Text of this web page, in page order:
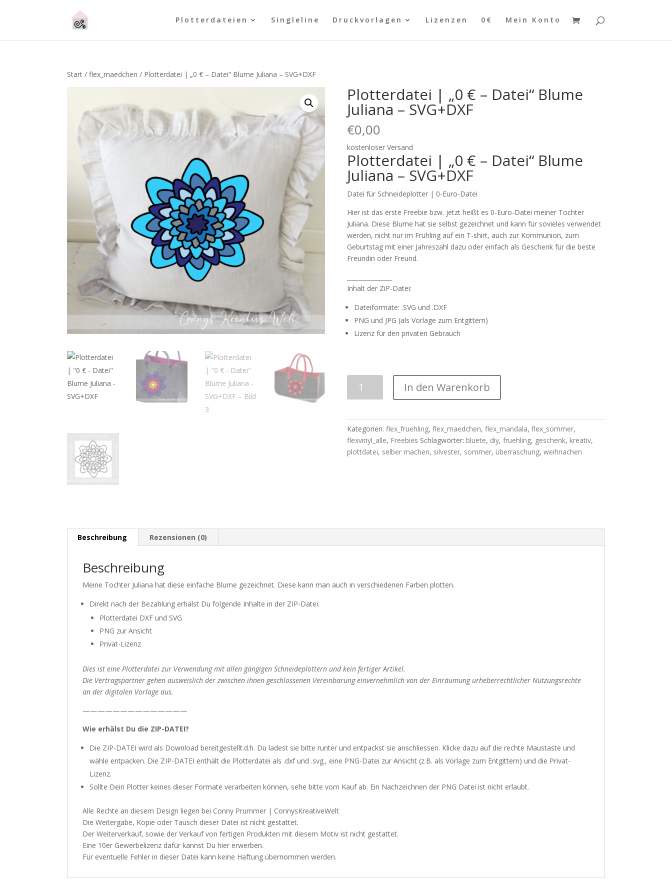
Plotterdateien Singleline Druckvorlagen Lizenzen 0€ Mein Konto
Start /flex_maedchen / Plotterdatei | „0 € – Datei“ Blume Juliana – SVG+DXF
Plotterdatei | „0 € – Datei“ Blume
Juliana – SVG+DXF
€0,00
kostenloser Versand
Plotterdatei | „0 € – Datei“ Blume
Juliana – SVG+DXF
Datei für Schneideplotter | 0-Euro-Datei
Hier ist das erste Freebie bzw. jetzt heißt es 0-Euro-Datei meiner Tochter
Juliana. Diese Blume hat sie selbst gezeichnet und kann für sovieles verwendet
werden, nicht nur im Frühling auf ein T-shirt, auch zur Kommunion, zum
Geburtstag mit einer Jahreszahl dazu oder einfach als Geschenk für die beste
Freundin oder Freund.
Inhalt der ZiP-Datei:
Dateiformate: .SVG und .DXF
PNG und JPG (als Vorlage zum Entgittern)
Lizenz für den privaten Gebrauch
-
Datei"
Blume
In den Warenkorb
Kategorien: flex_fruehling, flex_maedchen, flex_mandala, flex_sommer,
flexvinyl_alle, Freebies Schlagwörter: bluete, diy, fruehling, geschenk, kreativ,
plottdatei, selber machen, silvester, sommer, überraschung, weihnachen
Beschreibung Rezensionen (0)
Beschreibung
Meine Tochter Juliana hat diese einfache Blume gezeichnet. Diese kann man auch in verschiedenen Farben plotten.
Direkt nach der Bezahlung erhälst Du folgende Inhalte in der ZIP-Datei:
Plotterdatei DXF und SVG
PNG zur Ansicht
Privat-Lizenz
Dies ist eine Plotterdatei zur Verwendung mit allen gängigen Schneideplottern und kein fertiger Artikel.
Die Vertragspartner gehen ausweislich der zwischen ihnen geschlossenen Vereinbarung einvernehmlich von der Einräumung urheberrechtlicher Nutzungsrechte
an der digitalen Vorlage aus.
——————————————
Wie erhälst Du die ZIP-DATEI?
Die ZIP-DATEI wird als Download bereitgestellt.d.h. Du ladest sie bitte runter und entpackst sie anschliessen. Klicke dazu auf die rechte Maustaste und
wähle entpacken. Die ZIP-DATEI enthält die Plotterdatei als .dxf und .svg., eine PNG-Datei zur Ansicht (z.B. als Vorlage zum Entgittern) und die Privat-
Lizenz.
Sollte Dein Plotter keines dieser Formate verarbeiten können, sehe bitte vom Kauf ab. Ein Nachzeichnen der PNG Datei ist nicht erlaubt.
Alle Rechte an diesem Design liegen bei Conny Prummer | ConnysKreativeWelt
Die Weitergabe, Kopie oder Tausch dieser Datei ist nicht gestattet.
Der Weiterverkauf, sowie der Verkauf von fertigen Produkten mit diesem Motiv ist nicht gestattet.
Eine 10er Gewerbelizenz dafür kannst Duhier erwerben.
Für eventuelle Fehler in dieser Datei kann keine Haftung übernommen werden.